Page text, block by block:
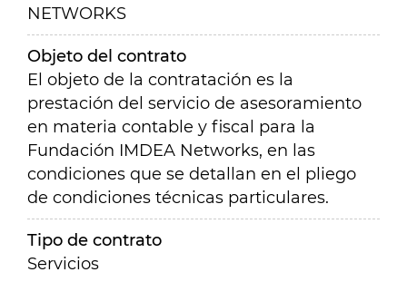
NETWORKS
Objeto del contrato
El objeto de la contratación es la
prestación del servicio de asesoramiento
en materia contable y fiscal para la
Fundación IMDEA Networks, en las
condiciones que se detallan en el pliego
de condiciones técnicas particulares.
Tipo de contrato
Servicios